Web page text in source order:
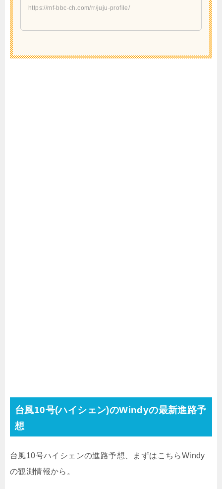
https://mf-bbc-ch.com/rr/juju-profile/
台風10号(ハイシェン)のWindyの最新進路予
想
台風10号ハイシェンの進路予想、まずはこちらWindy
の観測情報から。